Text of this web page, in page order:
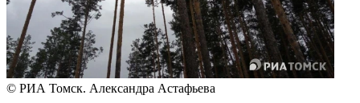
© РИА Томск. Александра Астафьева